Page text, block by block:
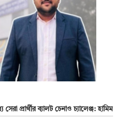
প্রার্থীর ব্যালট চেনাও চ্যালেঞ্জ: হামিম